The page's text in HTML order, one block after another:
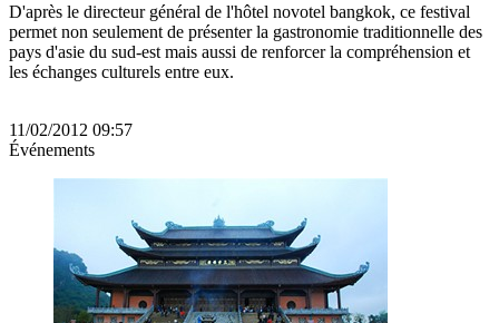
D'après le directeur général de l'hôtel novotel bangkok, ce festival
permet non seulement de présenter la gastronomie traditionnelle des
pays d'asie du sud-est mais aussi de renforcer la compréhension et
les échanges culturels entre eux.
11/02/2012 09:57
Événements